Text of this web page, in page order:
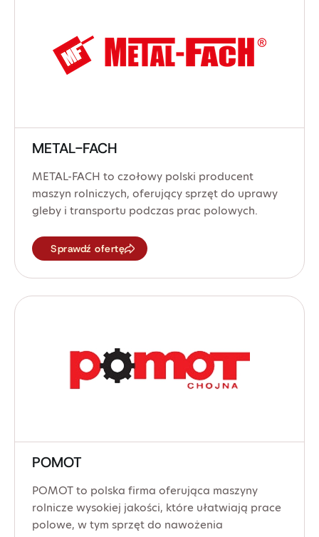
METAL-FACH
METAL-FACH to czołowy polski producent
maszyn rolniczych, oferujący sprzęt do uprawy
gleby i transportu podczas prac polowych.
Sprawdź ofertę
POMOT
POMOT to polska firma oferująca maszyny
rolnicze wysokiej jakości, które ułatwiają prace
polowe, w tym sprzęt do nawożenia